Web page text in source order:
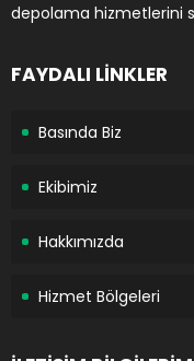
depolama hizmetlerini
FAYDALI LİNKLER
Basında Biz
Ekibimiz
Hakkımızda
Hizmet Bölgeleri